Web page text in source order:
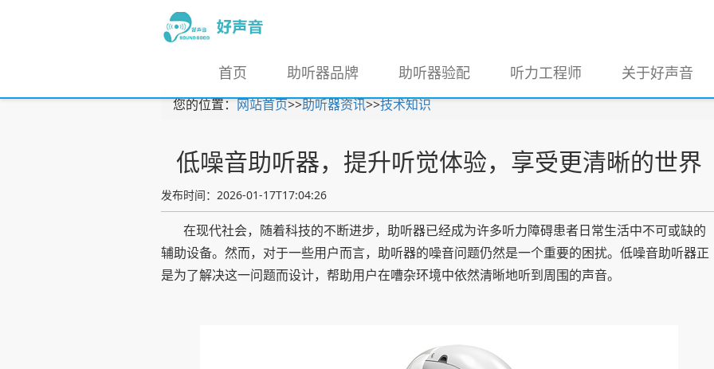
首页 助听器品牌 助听器验配 听力工程师 关于好声音
您的位置：网站首页>>助听器资讯>>技术知识
低噪音助听器，提升听觉体验，享受更清晰的世界
发布时间：2026-01-17T17:04:26
在现代社会，随着科技的不断进步，助听器已经成为许多听力障碍患者日常生活中不可或缺的
辅助设备。然而，对于一些用户而言，助听器的噪音问题仍然是一个重要的困扰。低噪音助听器正
是为了解决这一问题而设计，帮助用户在嘈杂环境中依然清晰地听到周围的声音。